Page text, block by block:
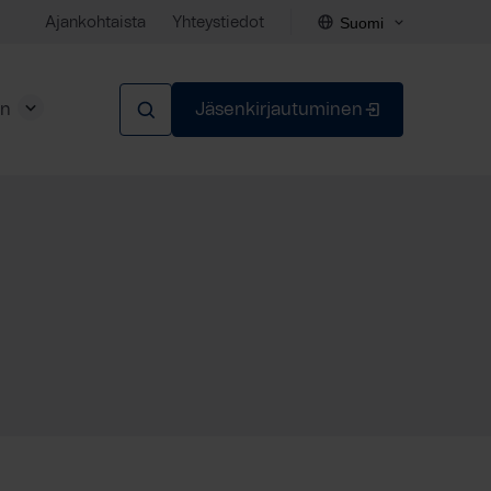
Ajankohtaista Yhteystiedot Suomi
Jäsenkirjautuminen